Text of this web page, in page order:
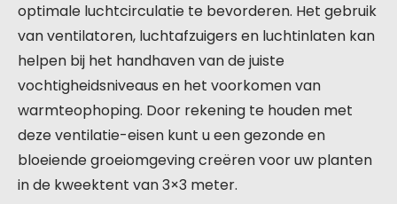
optimale luchtcirculatie te bevorderen. Het gebruik
van ventilatoren, luchtafzuigers en luchtinlaten kan
helpen bij het handhaven van de juiste
vochtigheidsniveaus en het voorkomen van
warmteophoping. Door rekening te houden met
deze ventilatie-eisen kunt u een gezonde en
bloeiende groeiomgeving creëren voor uw planten
in de kweektent van 3×3 meter.